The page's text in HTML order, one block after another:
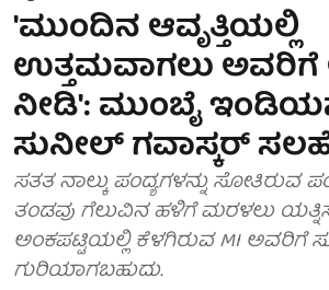
'ಮುಂದಿನ ಆವೃತ್ತಿಯಲ್ಲಿ
ಉತ್ತಮವಾಗಲು ಅವರಿಗೆ
ನೀಡಿ': ಮುಂಬೈ
ಸುನೀಲ್ ಗವಾಸ್ಕರ್
ಸತತ ನಾಲ್ಕು ಪಂದ್ಯಗಳನ್ನು ಸೋತಿರುವ
ತಂಡವು ಗೆಲುವಿನ ಹಳಿಗೆ ಮರಳಲು
ಅಂಕಪಟ್ಟಿಯಲ್ಲಿ ಕೆಳಗಿರುವ MI ಅವರಿಗೆ
ಗುರಿಯಾಗಬಹುದು.